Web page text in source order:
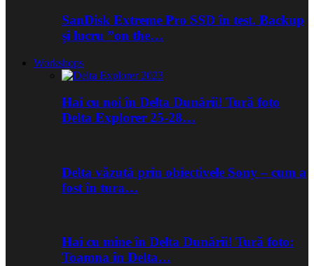
SanDisk Extreme Pro SSD în test. Backup
și lucru ”on the…
Workshops
Hai cu noi în Delta Dunării! Tură foto
Delta Explorer 25-28…
Delta văzută prin obiectivele Sony – cum a
fost în tura…
Hai cu mine în Delta Dunării! Tură foto:
Toamna în Delta…